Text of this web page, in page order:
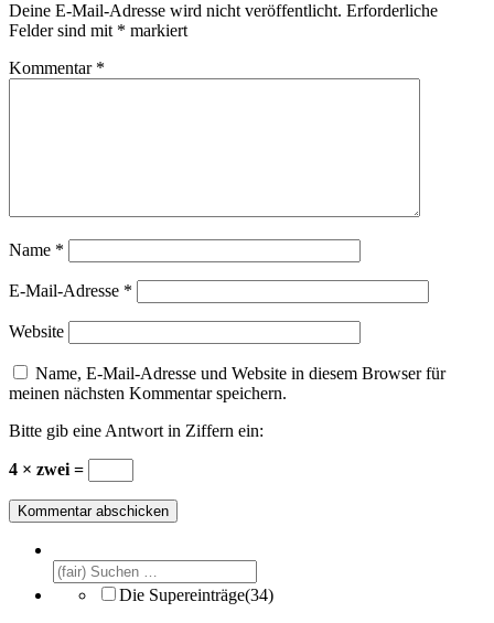
Deine E-Mail-Adresse wird nicht veröffentlicht. Erforderliche
Felder sind mit * markiert
Kommentar *
Name *
E-Mail-Adresse *
Website
Name, E-Mail-Adresse und Website in diesem Browser für
meinen nächsten Kommentar speichern.
Bitte gib eine Antwort in Ziffern ein:
4 × zwei =
Die Supereinträge(34)